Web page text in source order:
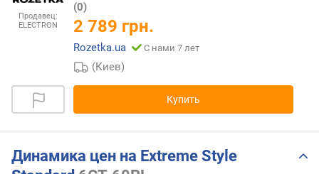
Продавец:
ELECTRON
(0)
2 789 грн.
Rozetka.ua С нами 7 лет
(Киев)
Купить
Динамика цен на Extreme Style